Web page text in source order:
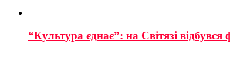
“Культура єднає”: на Світязі